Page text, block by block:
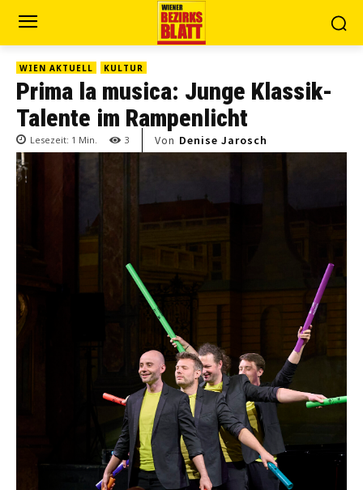
WIEN AKTUELL KULTUR
Prima la musica: Junge Klassik-
Talente im Rampenlicht
Lesezeit: 1 Min. 3 Von Denise Jarosch